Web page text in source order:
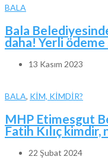
BALA
Bala
daha! Yerli
13 Kasım 2023
BALA, KİM, KİMDİR?
MHP Etimesgut
Fatih Kılıç kimdir,
22 Şubat 2024